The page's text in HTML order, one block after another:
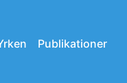
Publikationer